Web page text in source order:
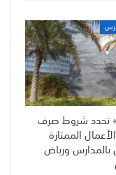
تحدد شروط صرف
الممتازة
بالمدارس ورياض